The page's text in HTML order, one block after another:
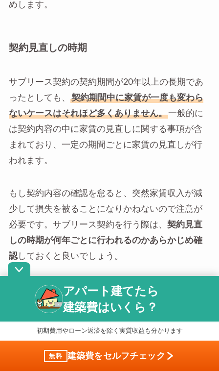
めします。
契約見直しの時期
サブリース契約の契約期間が20年以上の長期であ
ったとしても、
契約期間中に家賃が一度も変わら
ないケースはそれほど多くありません。一般的に
は契約内容の中に家賃の見直しに関する事項が含
まれており、一定の期間ごとに家賃の見直しが行
われます。
もし契約内容の確認を怠ると、突然家賃収入が減
少して損失を被ることになりかねないので注意が
必要です。サブリース契約を行う際は、 契約見直
しの時期が何年ごとに行われるのかあらかじめ確
認しておくと良いでしょう。
契約解除による違約金
サブリース契約の中には、契約解除の際は不動産
会社側に都合の良い条件になっており、
側に高額な違約金が発生するケースがあります。
アパート建てたら
建築費はいくら？
初期費用やローン返済を除く実質収益も分かります
無料 建築費をセルフチェック